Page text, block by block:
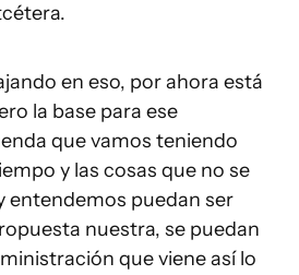
en eso, por ahora está
la base para ese
que vamos teniendo
y las cosas que no se
entendemos puedan ser
nuestra, se puedan
que viene así lo